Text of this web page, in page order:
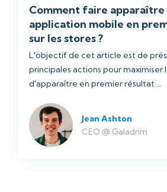
Comment faire apparaître
application mobile en
sur les stores ?
L'objectif de cet article est de
principales actions pour maximiser
d'apparaître en premier résultat ...
Jean Ashton
CEO @ Galadrim